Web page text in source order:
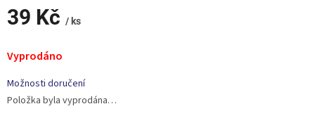
39 Kč / ks
cena:
Vyprodáno
Možnosti doručení
Položka byla vyprodána…